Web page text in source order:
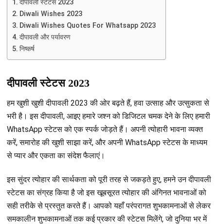
दीपावली स्टेटस 2023
Diwali Wishes 2023
Diwali Wishes Quotes For Whatsapp 2023
दीपावली और पर्यावरण
निष्कर्ष
दीपावली स्टेटस 2023
हम खुशी खुशी दीपावली 2023 की ओर बढ़ते हैं, हवा उत्साह और उत्सुकता से
भरी है। इस दीपावली, आइए हमारे जश्न को डिजिटल चमक देने के लिए हमारी
WhatsApp स्टेटस को एक स्पर्क जोड़ते हैं। अपनी त्योहारी भावना व्यक्त
करें, समारोह की खुशी साझा करें, और अपनी WhatsApp स्टेटस के माध्यम
से प्यार और एकता का संदेश फैलाएं।
इस सुंदर त्योहार की सार्थकता को पूरी तरह से जकड़ते हुए, हमने उन दीपावली
स्टेटस का संग्रह किया है जो इस खूबसूरत त्योहार की अंगिनत भावनाओं को
सही तरीके से प्रस्तुत करते हैं। आपको यहाँ परंपरागत शुभकामनाओं से लेकर
समकालीन शुभकामनाओं तक कई प्रकार की स्टेटस मिलेंगे, जो दुनिया भर में